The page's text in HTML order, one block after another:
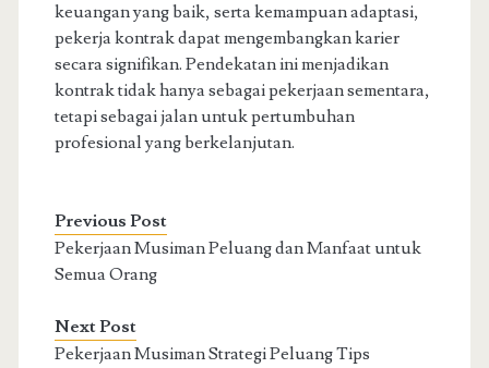
keuangan yang baik, serta kemampuan adaptasi,
pekerja kontrak dapat mengembangkan karier
secara signifikan. Pendekatan ini menjadikan
kontrak tidak hanya sebagai pekerjaan sementara,
tetapi sebagai jalan untuk pertumbuhan
profesional yang berkelanjutan.
Previous Post
Pekerjaan Musiman Peluang dan Manfaat untuk
Semua Orang
Next Post
Pekerjaan Musiman Strategi Peluang Tips